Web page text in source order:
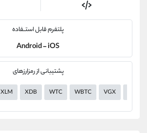
پلتفرم قابل استــفاده
Android - iOS
پشتیبانی از رمزارزهای
XLM XDB WTC WBTC VGX